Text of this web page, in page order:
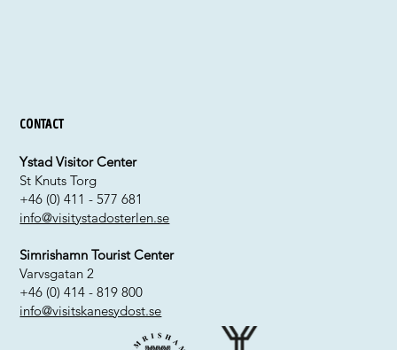
Contact
Ystad Visitor Center
St Knuts Torg
+46 (0) 411 - 577 681
info@visitystadosterlen.se
Simrishamn Tourist Center
Varvsgatan 2
+46 (0) 414 - 819 800
info@visitskanesydost.se